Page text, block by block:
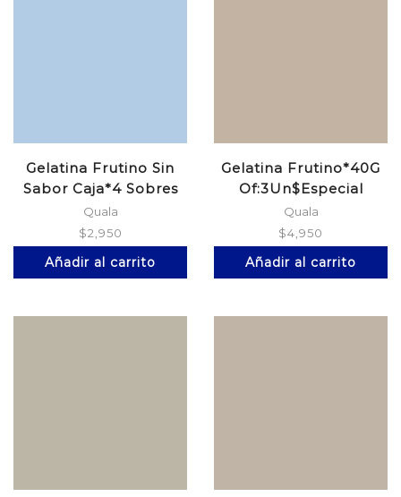
Gelatina Frutino Sin
Sabor Caja*4 Sobres
Quala
$2,950
Añadir al carrito
Gelatina Frutino*40G
Of:3Un$Especial
Quala
$4,950
Añadir al carrito